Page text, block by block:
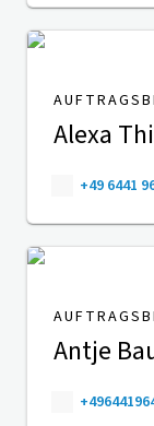
Alexa
+49 6441
Antje